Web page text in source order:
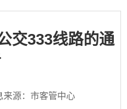
交333线路的通
来源：市客管中心